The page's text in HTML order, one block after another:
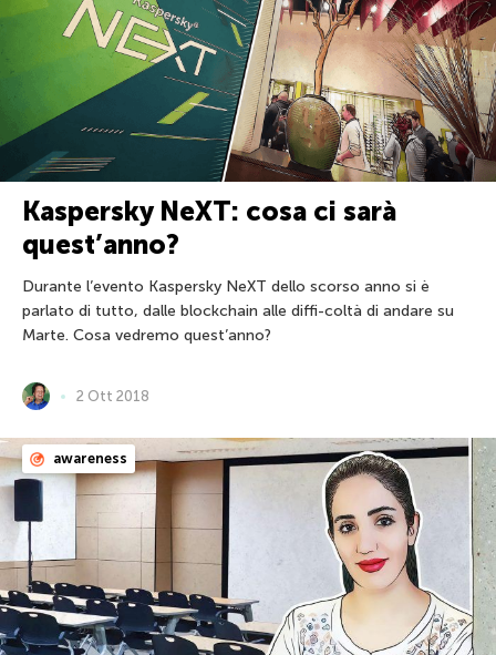
Kaspersky NeXT: cosa ci sarà
quest’anno?
Durante l’evento Kaspersky NeXT dello scorso anno si è
parlato di tutto, dalle blockchain alle diffi-coltà di andare su
Marte. Cosa vedremo quest’anno?
2 Ott 2018
awareness